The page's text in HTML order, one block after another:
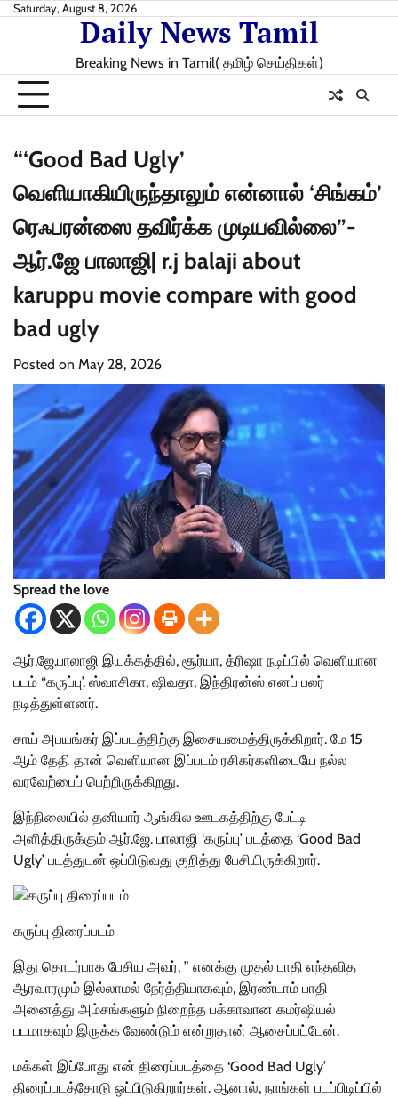
SkipSaturday, August 8, 2026
Daily News Tamil
Breaking News in Tamil( தமிழ் செய்திகள்)
“‘Good Bad Ugly’
வெளியாகியிருந்தாலும் என்னால் ‘சிங்கம்’
ரெஃபரன்ஸை தவிர்க்க முடியவில்லை”-
ஆர்.ஜே பாலாஜி| r.j balaji about
karuppu movie compare with good
bad ugly
Posted on May 28, 2026
Spread the love
ஆர்.ஜே.பாலாஜி இயக்கத்தில், சூர்யா, த்ரிஷா நடிப்பில் வெளியான
படம் “கருப்பு’. ஸ்வாசிகா, ஷிவதா, இந்திரன்ஸ் எனப் பலர்
நடித்துள்ளனர்.
சாய் அபயங்கர் இப்படத்திற்கு இசையமைத்திருக்கிறார். மே 15
ஆம் தேதி தான் வெளியான இப்படம் ரசிகர்களிடையே நல்ல
வரவேற்பைப் பெற்றிருக்கிறது.
இந்நிலையில் தனியார் ஆங்கில ஊடகத்திற்கு பேட்டி
அளித்திருக்கும் ஆர்.ஜே. பாலாஜி ‘கருப்பு’ படத்தை ‘Good Bad
Ugly’ படத்துடன் ஒப்பிடுவது குறித்து பேசியிருக்கிறார்.
கருப்பு திரைப்படம்
இது தொடர்பாக பேசிய அவர், ” எனக்கு முதல் பாதி எந்தவித
ஆரவாரமும் இல்லாமல் நேர்த்தியாகவும், இரண்டாம் பாதி
அனைத்து அம்சங்களும் நிறைந்த பக்காவான கமர்ஷியல்
படமாகவும் இருக்க வேண்டும் என்றுதான் ஆசைப்பட்டேன்.
மக்கள் இப்போது என் திரைப்படத்தை ‘Good Bad Ugly’
திரைப்படத்தோடு ஒப்பிடுகிறார்கள். ஆனால், நாங்கள் படப்பிடிப்பில்